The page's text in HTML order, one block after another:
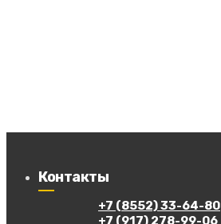
Контакты
+7 (8552) 33-64-80
+7 (917) 278-99-06